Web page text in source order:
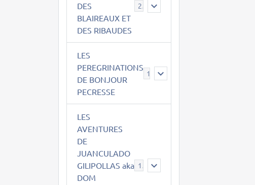
DES
BLAIREAUX ET
DES RIBAUDES
21
LES
PEREGRINATIONS
DE BONJOUR
PECRESSE
14
LES
AVENTURES
DE
JUANCULADO
GILIPOLLAS aka
DOM
119